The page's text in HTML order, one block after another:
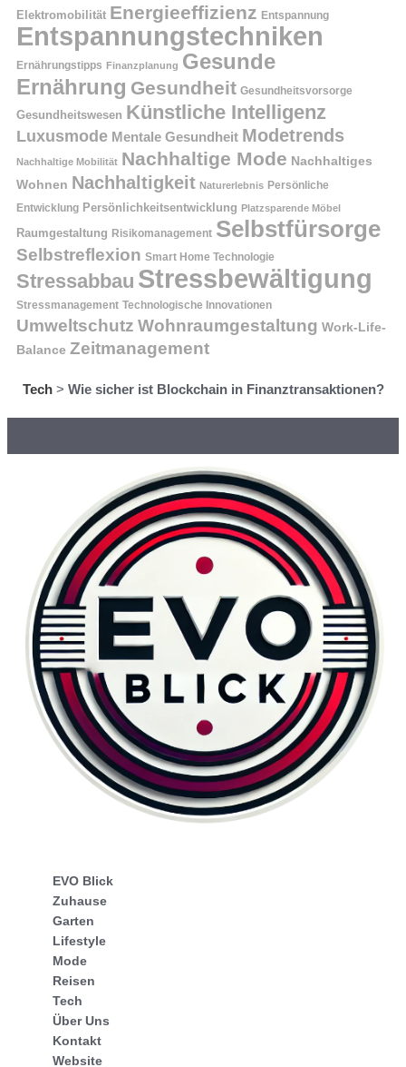
Elektromobilität Energieeffizienz Entspannung
Entspannungstechniken
Ernährungstipps Finanzplanung Gesunde
Ernährung Gesundheit Gesundheitsvorsorge
Gesundheitswesen Künstliche Intelligenz
Luxusmode Mentale Gesundheit Modetrends
Nachhaltige Mobilität Nachhaltige Mode Nachhaltiges
Wohnen Nachhaltigkeit Naturerlebnis Persönliche
Entwicklung Persönlichkeitsentwicklung Platzsparende Möbel
Raumgestaltung Risikomanagement Selbstfürsorge
Selbstreflexion Smart Home Technologie
Stressabbau Stressbewältigung
Stressmanagement Technologische Innovationen
Umweltschutz Wohnraumgestaltung Work-Life-
Balance Zeitmanagement
Tech> Wie sicher ist Blockchain in Finanztransaktionen?
EVO Blick
Zuhause
Garten
Lifestyle
Mode
Reisen
Tech
Über Uns
Kontakt
Website